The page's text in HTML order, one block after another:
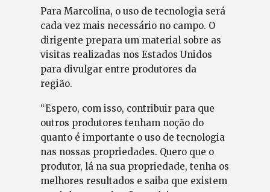
Para Marcolina, o uso de tecnologia será
cada vez mais necessário no campo. O
dirigente prepara um material sobre as
visitas realizadas nos Estados Unidos
para divulgar entre produtores da
região.
“Espero, com isso, contribuir para que
outros produtores tenham noção do
quanto é importante o uso de tecnologia
nas nossas propriedades. Quero que o
produtor, lá na sua propriedade, tenha os
melhores resultados e saiba que existem